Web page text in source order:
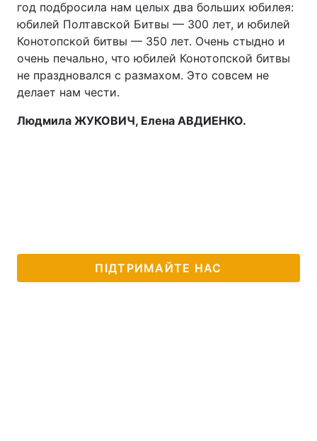
год подбросила нам целых два больших юбилея:
юбилей Полтавской Битвы — 300 лет, и юбилей
Конотопской битвы — 350 лет. Очень стыдно и
очень печально, что юбилей Конотопской битвы
не праздновался с размахом. Это совсем не
делает нам чести.
Людмила ЖУКОВИЧ, Елена АВДИЕНКО.
ПІДТРИМАЙТЕ НАС